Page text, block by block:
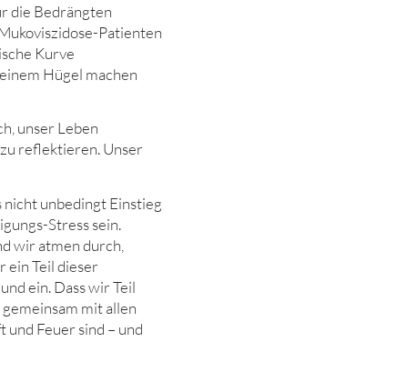
die Bedrängten
Patienten
Kurve
Hügel machen
unser Leben
reflektieren. Unser
nicht unbedingt Einstieg
Stress sein.
wir atmen durch,
ein Teil dieser
ein. Dass wir Teil
mit allen
und Feuer sind – und